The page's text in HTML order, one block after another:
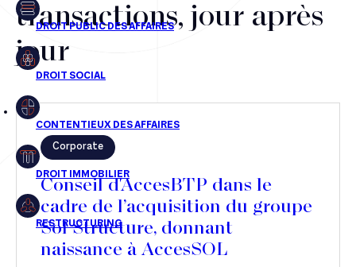
Droit public des affaires
Droit social
Droit immobilier
Restructuring
Article
transactions, jour après
jour
Corporate
Conseil d'AccesBTP dans le
cadre de l’acquisition du groupe
Sol Structure, donnant
naissance à AccesSOL